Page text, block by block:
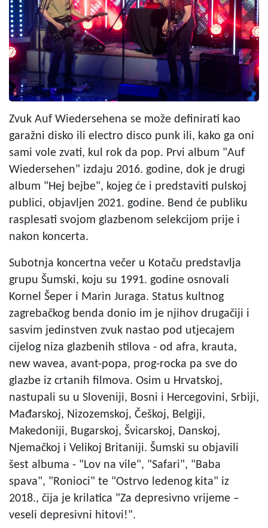
Zvuk Auf Wiedersehena se može definirati kao
garažni disko ili electro disco punk ili, kako ga oni
sami vole zvati, kul rok da pop. Prvi album "Auf
Wiedersehen" izdaju 2016. godine, dok je drugi
album "Hej bejbe", kojeg će i predstaviti pulskoj
publici, objavljen 2021. godine. Bend će publiku
rasplesati svojom glazbenom selekcijom prije i
nakon koncerta.
Subotnja koncertna večer u Kotaču predstavlja
grupu Šumski, koju su 1991. godine osnovali
Kornel Šeper i Marin Juraga. Status kultnog
zagrebačkog benda donio im je njihov drugačiji i
sasvim jedinstven zvuk nastao pod utjecajem
cijelog niza glazbenih stilova - od afra, krauta,
new wavea, avant-popa, prog-rocka pa sve do
glazbe iz crtanih filmova. Osim u Hrvatskoj,
nastupali su u Sloveniji, Bosni i Hercegovini, Srbiji,
Mađarskoj, Nizozemskoj, Češkoj, Belgiji,
Makedoniji, Bugarskoj, Švicarskoj, Danskoj,
Njemačkoj i Velikoj Britaniji. Šumski su objavili
šest albuma - "Lov na vile", "Safari", "Baba
spava", "Ronioci" te "Ostrvo ledenog kita" iz
2018., čija je krilatica "Za depresivno vrijeme –
veseli depresivni hitovi!".